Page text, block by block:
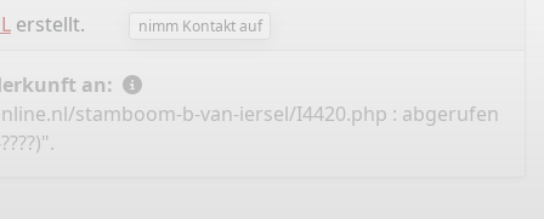
erstellt. nimm Kontakt auf
an:
stamboom-b-van-iersel/I4420.php : abgerufen